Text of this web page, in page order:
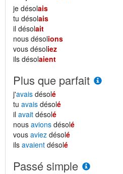
je désolais
tu désolais
il désolait
nous désolions
vous désoliez
ils désolaient
Plus que parfait
j'avais désolé
tu avais désolé
il avait désolé
nous avions désolé
vous aviez désolé
ils avaient désolé
Passé simple